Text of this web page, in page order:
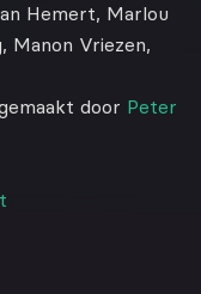
Hemert, Marlou
Manon Vriezen,
door Peter